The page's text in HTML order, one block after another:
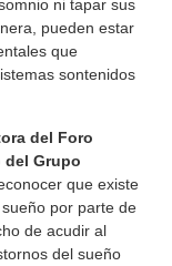
ni tapar sus
pueden estar
que
sontenidos
del Foro
del Grupo
que existe
por parte de
de acudir al
del sueño